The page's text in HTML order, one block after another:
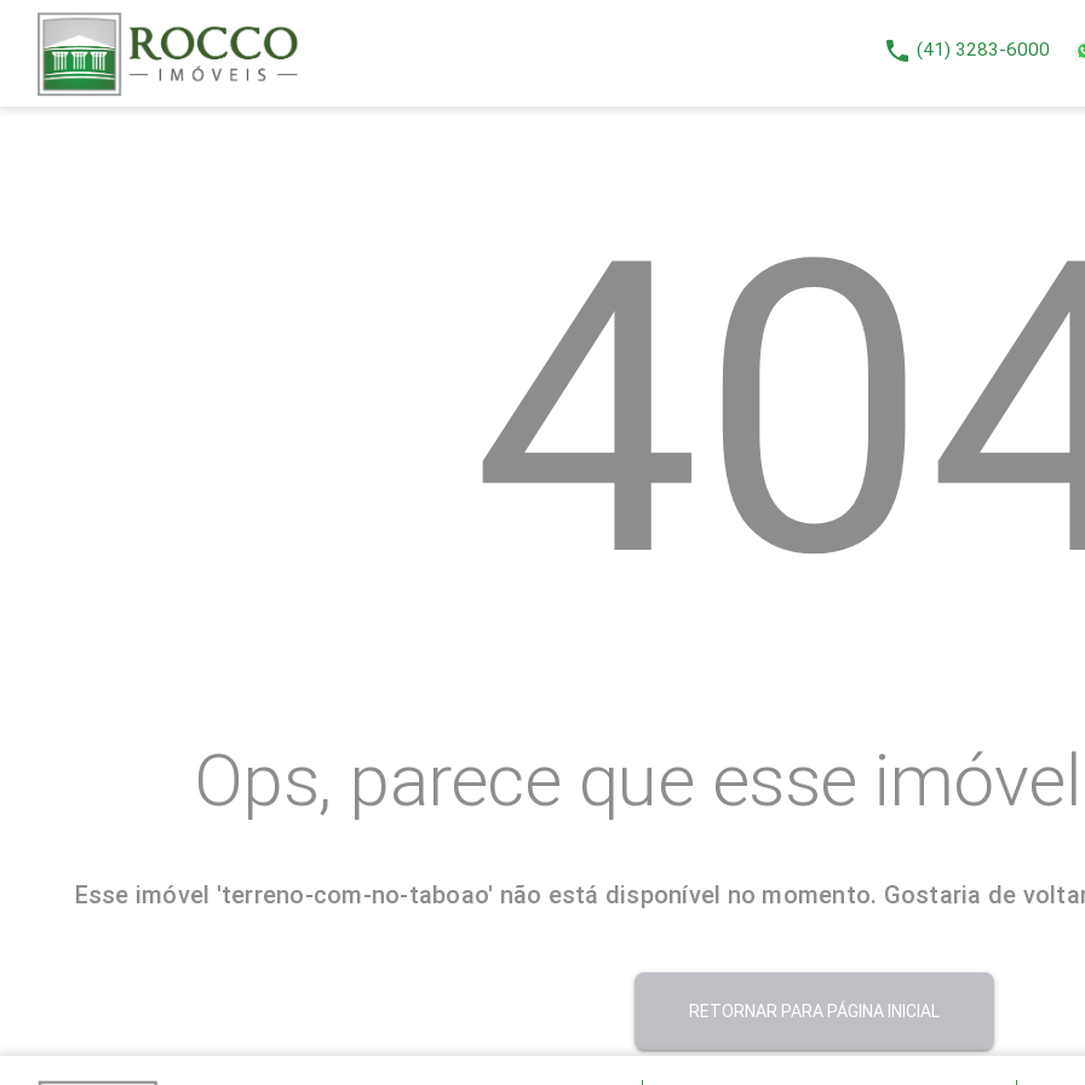
phone (41) 3283-6000
Ops, parece que esse
Esse imóvel 'terreno-com-no-taboao' não está disponível no momento. Gostaria de
RETORNAR PARA PÁGINA INICIAL